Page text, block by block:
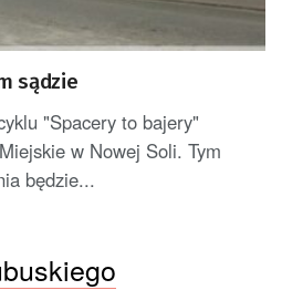
sądzie
"Spacery to bajery"
w Nowej Soli. Tym
będzie...